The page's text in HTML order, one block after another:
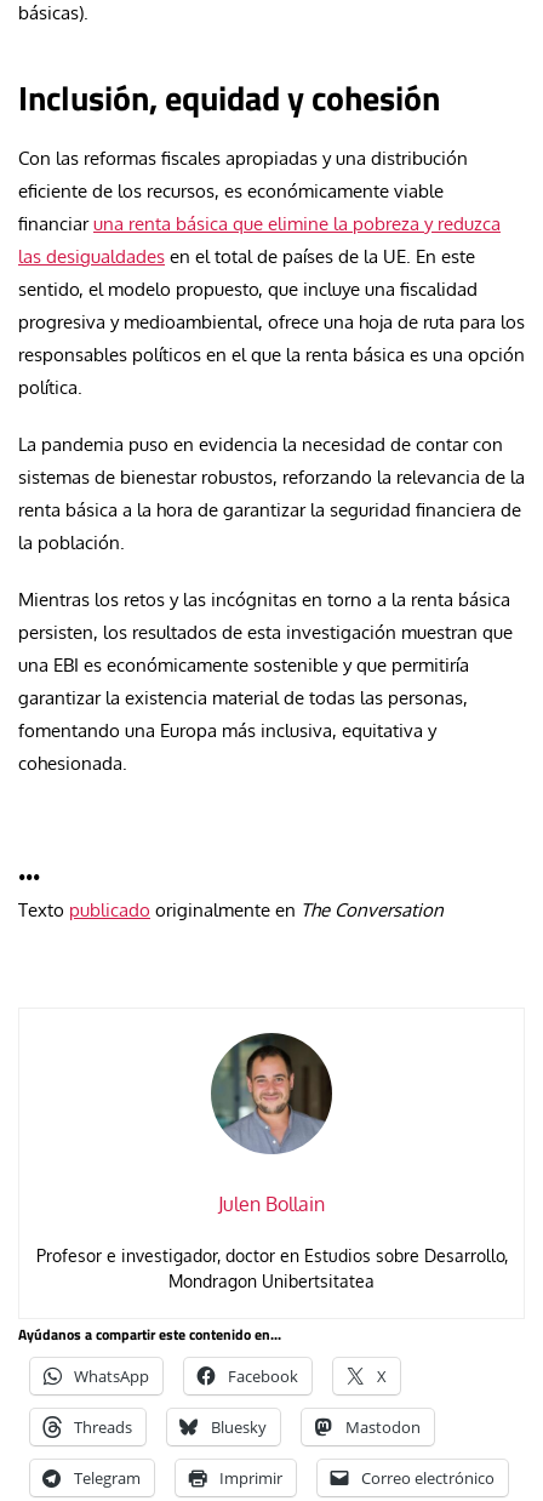
básicas).
Inclusión, equidad y cohesión
Con las reformas fiscales apropiadas y una distribución
eficiente de los recursos, es económicamente viable
financiaruna renta básica que elimine la pobreza y reduzca
las desigualdades en el total de países de la UE. En este
sentido, el modelo propuesto, que incluye una fiscalidad
progresiva y medioambiental, ofrece una hoja de ruta para los
responsables políticos en el que la renta básica es una opción
política.
La pandemia puso en evidencia la necesidad de contar con
sistemas de bienestar robustos, reforzando la relevancia de la
renta básica a la hora de garantizar la seguridad financiera de
la población.
Mientras los retos y las incógnitas en torno a la renta básica
persisten, los resultados de esta investigación muestran que
una EBI es económicamente sostenible y que permitiría
garantizar la existencia material de todas las personas,
fomentando una Europa más inclusiva, equitativa y
cohesionada.
•••
Texto publicado originalmente en The Conversation
Julen Bollain
Profesor e investigador, doctor en Estudios sobre Desarrollo,
Mondragon Unibertsitatea
Ayúdanos a compartir este contenido en...
WhatsApp Facebook X
Threads Bluesky Mastodon
Telegram Imprimir Correo electrónico